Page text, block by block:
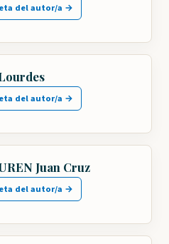
del autor/a →
del autor/a →
Juan Cruz
del autor/a →